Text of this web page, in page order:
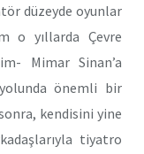
düzeyde oyunlar
o yıllarda Çevre
Mimar Sinan’a
önemli bir
kendisini yine
tiyatro